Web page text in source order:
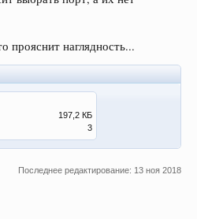
прояснит наглядность...
197,2 КБ
3
Последнее редактирование: 13 ноя 2018